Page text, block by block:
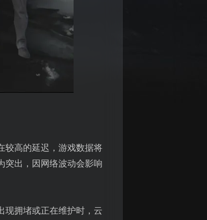
较高的延迟，游戏数据将
突出，因网络波动会影响
现拥堵或正在维护时，云